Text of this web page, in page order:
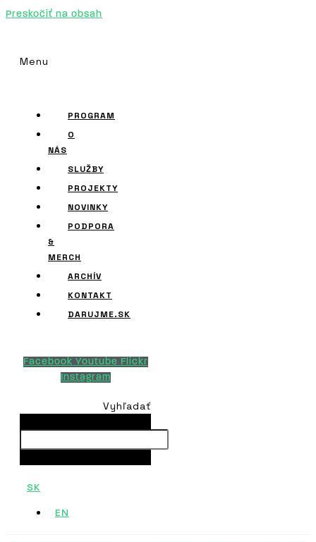
Preskočiť na obsah
Menu
PROGRAM
O
NÁS
SLUŽBY
PROJEKTY
NOVINKY
PODPORA
&
MERCH
ARCHÍV
KONTAKT
DARUJME.SK
Facebook Youtube Flickr
Instagram
Vyhľadať
SK
EN